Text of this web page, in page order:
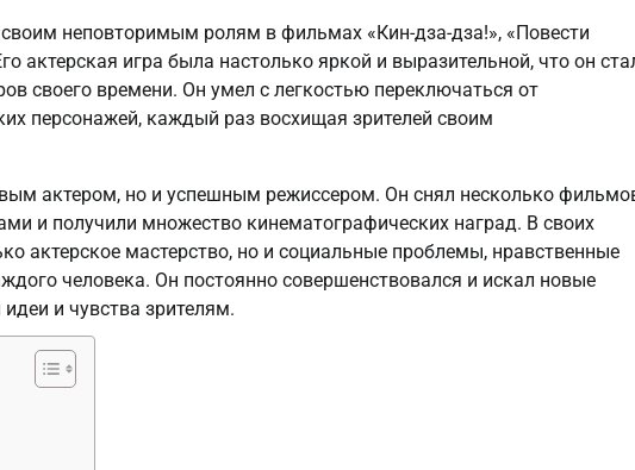
неповторимым ролям в фильмах «Кин-дза-дза!», «Повести
актерская игра была настолько яркой и выразительной, что он
своего времени. Он умел с легкостью переключаться от
персонажей, каждый раз восхищая зрителей своим
актером, но и успешным режиссером. Он снял несколько
и получили множество кинематографических наград. В своих
актерское мастерство, но и социальные проблемы, нравственные
человека. Он постоянно совершенствовался и искал новые
и чувства зрителям.